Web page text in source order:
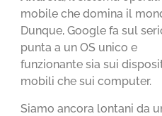
mobile che domina il
Dunque, Google fa sul
punta a un OS unico e
funzionante sia sui
mobili che sui computer.
Siamo ancora lontani da